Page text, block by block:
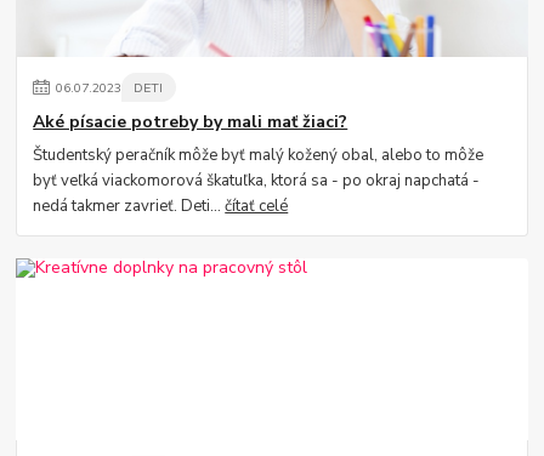
06.07.2023 DETI
Aké písacie potreby by mali mať žiaci?
Študentský peračník môže byť malý kožený obal, alebo to môže
byť veľká viackomorová škatuľka, ktorá sa - po okraj napchatá -
nedá takmer zavrieť. Deti...čítať celé